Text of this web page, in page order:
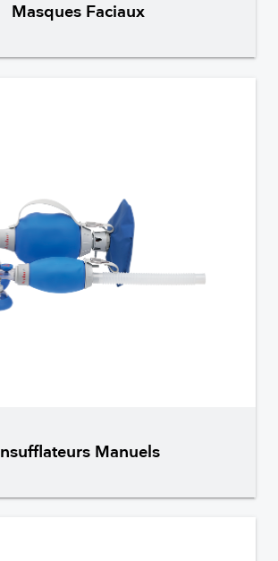
Masques Faciaux
Insufflateurs Manuels